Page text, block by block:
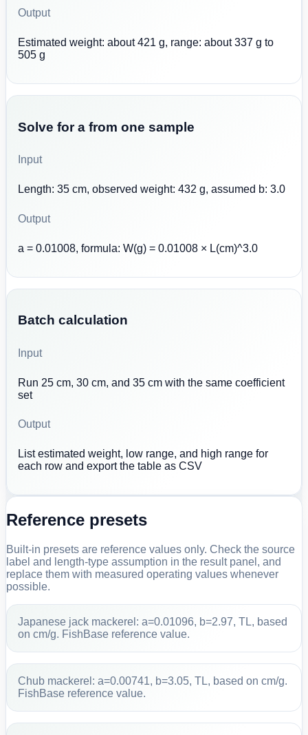
Output
Estimated weight: about 421 g, range: about 337 g to
505 g
Solve for a from one sample
Input
Length: 35 cm, observed weight: 432 g, assumed b: 3.0
Output
a = 0.01008, formula: W(g) = 0.01008 × L(cm)^3.0
Batch calculation
Input
Run 25 cm, 30 cm, and 35 cm with the same coefficient
set
Output
List estimated weight, low range, and high range for
each row and export the table as CSV
Reference presets
Built-in presets are reference values only. Check the source
label and length-type assumption in the result panel, and
replace them with measured operating values whenever
possible.
Japanese jack mackerel: a=0.01096, b=2.97, TL, based
on cm/g. FishBase reference value.
Chub mackerel: a=0.00741, b=3.05, TL, based on cm/g.
FishBase reference value.